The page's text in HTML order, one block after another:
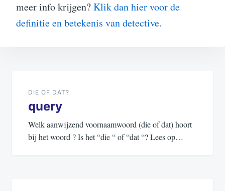
meer info krijgen?Klik dan hier voor de
definitie en betekenis van detective.
navigatie
DIE OF DAT?
query
Welk aanwijzend voornaamwoord (die of dat) hoort
bij het woord ? Is het “die “ of “dat “? Lees op…